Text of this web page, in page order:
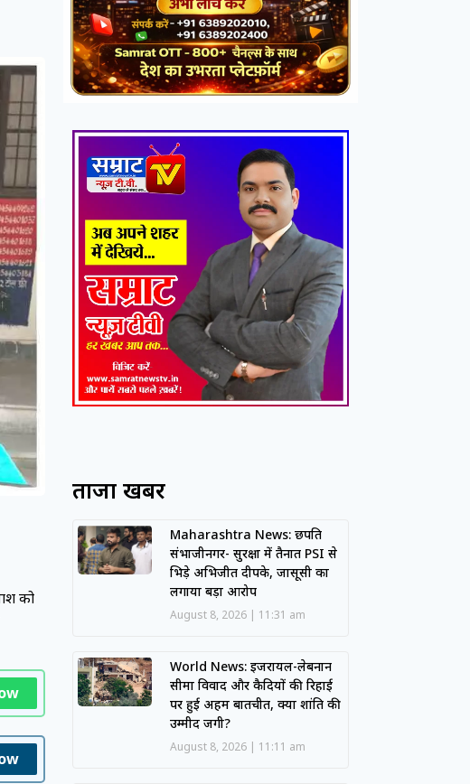
को
ताजा खबरें
Maharashtra News: छत्रपति
संभाजीनगर- सुरक्षा में तैनात PSI से
भिड़े अभिजीत दीपके, जासूसी का
लगाया बड़ा आरोप
August 8, 2026 11:31 am
World News: इजरायल-लेबनान
सीमा विवाद और कैदियों की रिहाई
पर हुई अहम बातचीत, क्या शांति की
उम्मीद जगी?
August 8, 2026 11:11 am